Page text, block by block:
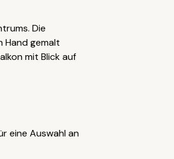
Die
Hand gemalt
mit Blick auf
eine Auswahl an